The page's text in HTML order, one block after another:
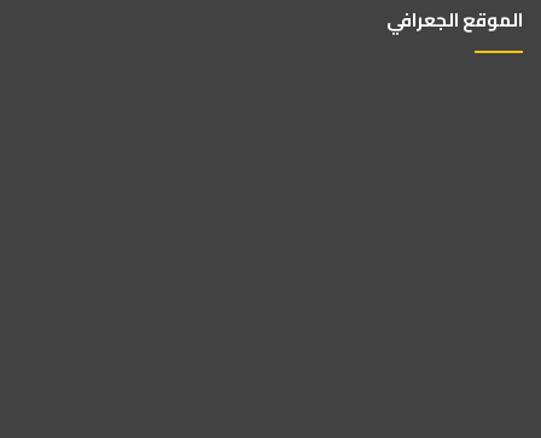
الموقع الجعرافي